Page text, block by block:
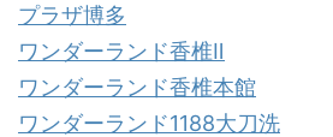
プラザ博多
ワンダーランド香椎Ⅱ
ワンダーランド香椎本館
ワンダーランド1188大刀洗